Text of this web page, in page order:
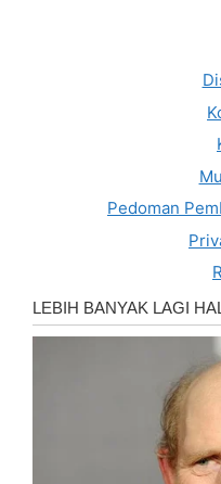
Pedoman